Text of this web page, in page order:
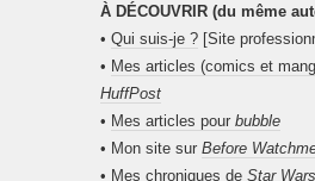
À DÉCOUVRIR (du même
• Qui suis-je ? [Site
• Mes articles (comics et
HuffPost
• Mes articles pour bubble
• Mon site sur Before
• Mes chroniques de Star